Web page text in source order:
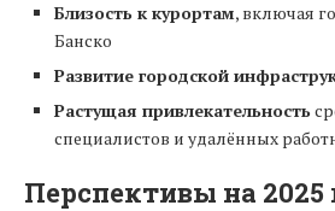
Близость к курортам, включая
Банско
Развитие городской
Растущая привлекательность
специалистов и удалённых
Перспективы на 2025